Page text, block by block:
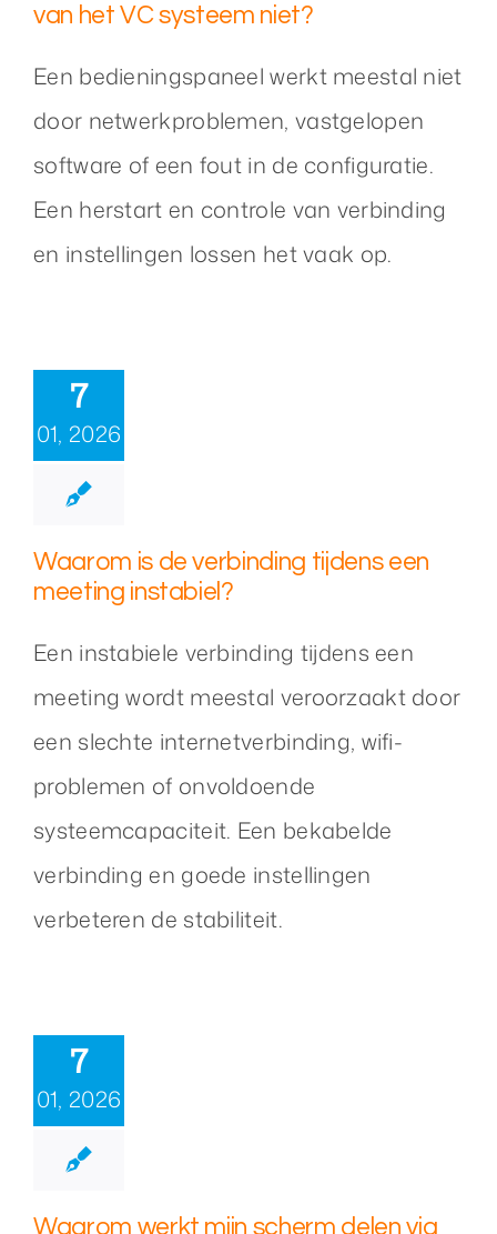
van het VC systeem niet?
Een bedieningspaneel werkt meestal niet
door netwerkproblemen, vastgelopen
software of een fout in de configuratie.
Een herstart en controle van verbinding
en instellingen lossen het vaak op.
7
01, 2026
Waarom is de verbinding tijdens een
meeting instabiel?
Een instabiele verbinding tijdens een
meeting wordt meestal veroorzaakt door
een slechte internetverbinding, wifi-
problemen of onvoldoende
systeemcapaciteit. Een bekabelde
verbinding en goede instellingen
verbeteren de stabiliteit.
7
01, 2026
Waarom werkt mijn scherm delen via